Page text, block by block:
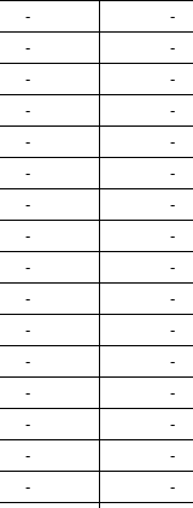
-
-
-
-
-
-
-
-
-
-
-
-
-
-
-
-
-
-
-
-
-
-
-
-
-
-
-
-
-
-
-
-